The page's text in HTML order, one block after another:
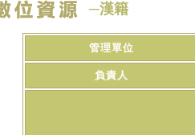
─漢籍
管理單位
負責人